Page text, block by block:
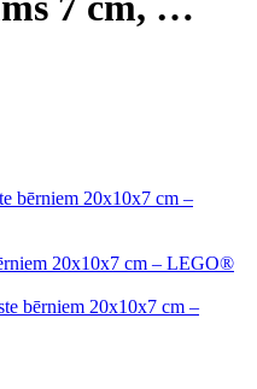
bērniem 20x10x7 cm –
20x10x7 cm – LEGO®
bērniem 20x10x7 cm –